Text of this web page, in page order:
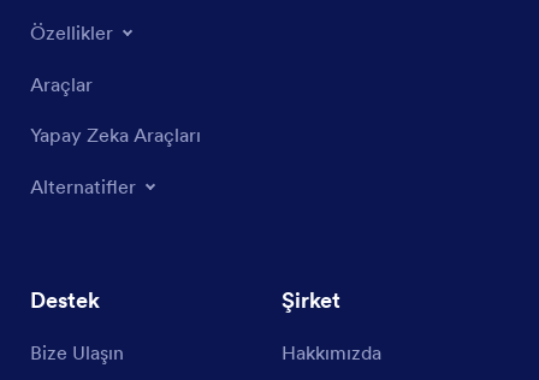
Özellikler
Araçlar
Yapay Zeka Araçları
Alternatifler
Destek
Bize Ulaşın
Şirket
Hakkımızda